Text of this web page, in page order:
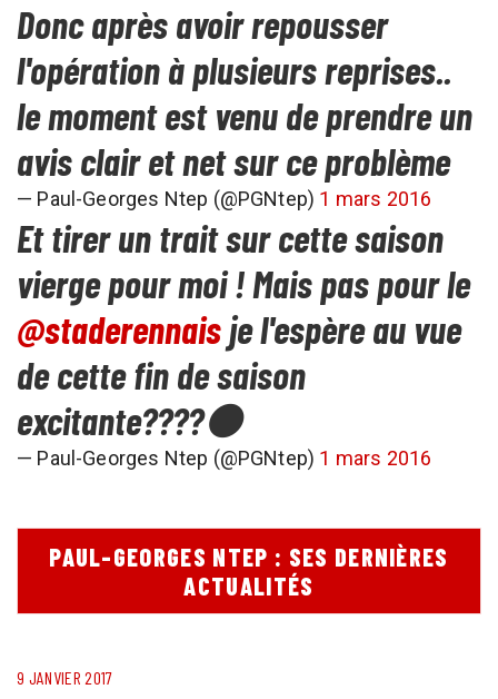
Donc après avoir repousser
l'opération à plusieurs reprises..
le moment est venu de prendre un
avis clair et net sur ce problème
— Paul-Georges Ntep (@PGNtep) 1 mars 2016
Et tirer un trait sur cette saison
vierge pour moi ! Mais pas pour le
@staderennaisje l'espère au vue
de cette fin de saison
excitante????⚫️
— Paul-Georges Ntep (@PGNtep) 1 mars 2016
PAUL-GEORGES NTEP : SES DERNIÈRES
ACTUALITÉS
9 JANVIER 2017